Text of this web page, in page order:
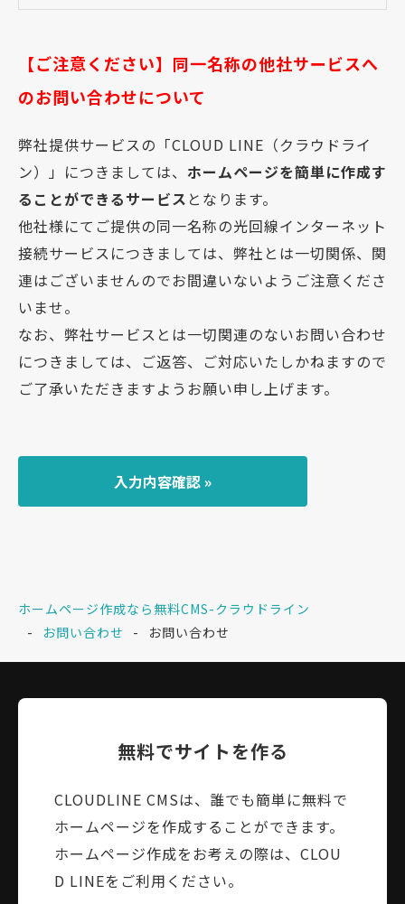
【ご注意ください】同一名称の他社サービスへ
のお問い合わせについて
弊社提供サービスの「CLOUD LINE（クラウドライ
ン）」につきましては、 ホームページを簡単に作成す
ることができるサービス となります。
他社様にてご提供の同一名称の光回線インターネット
接続サービスにつきましては、弊社とは一切関係、関
連はございませんのでお間違いないようご注意くださ
いませ。
なお、弊社サービスとは一切関連のないお問い合わせ
につきましては、ご返答、ご対応いたしかねますので
ご了承いただきますようお願い申し上げます。
ホームページ作成なら無料CMS-クラウドライン
お問い合わせ
お問い合わせ
無料でサイトを作る
CLOUDLINE CMSは、誰でも簡単に無料で
ホームページを作成することができます。
ホームページ作成をお考えの際は、CLOU
D LINEをご利用ください。